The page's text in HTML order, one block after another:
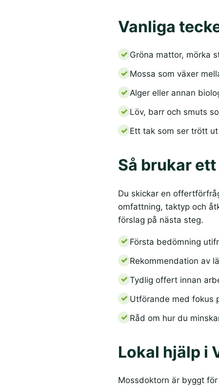
Vanliga
Gröna mattor, mörka
Mossa som växer
Alger eller annan
Löv, barr och smuts
Ett tak som ser trött
Så brukar
Du skickar en
omfattning, taktyp och
förslag på nästa steg.
Första bedömning
Rekommendation av
Tydlig offert innan
Utförande med fokus
Råd om hur du
Lokal hjälp i
Mossdoktorn är byggt